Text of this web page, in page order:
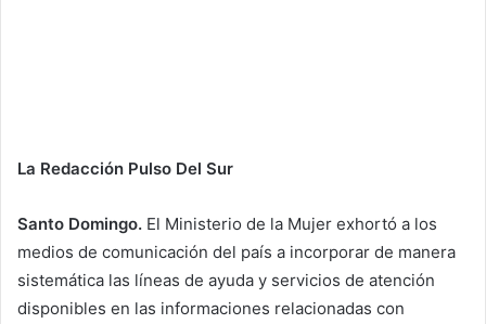
La Redacción Pulso Del Sur
Santo Domingo. El Ministerio de la Mujer exhortó a los
medios de comunicación del país a incorporar de manera
sistemática las líneas de ayuda y servicios de atención
disponibles en las informaciones relacionadas con